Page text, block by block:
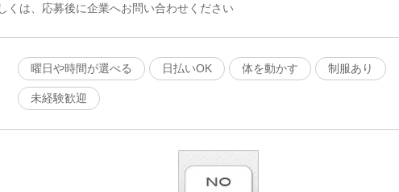
くは、応募後に企業へお問い合わせください
曜日や時間が選べる
日払いOK 体を動かす 制服あり
未経験歓迎